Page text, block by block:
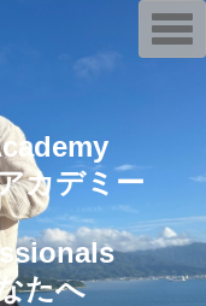
カデミー
たへ
T
o
g
a
t
o